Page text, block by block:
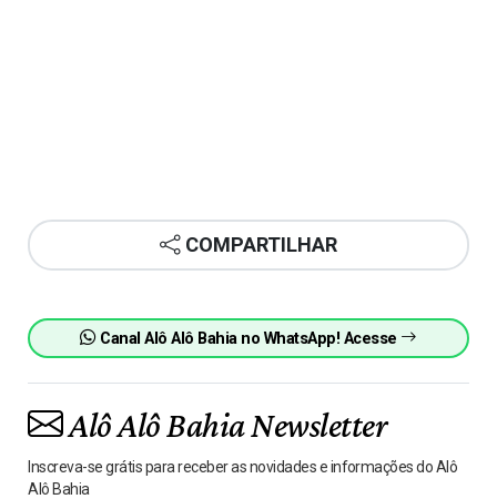
COMPARTILHAR
Canal Alô Alô Bahia no WhatsApp! Acesse
Alô Alô Bahia Newsletter
Inscreva-se grátis para receber as novidades e informações do Alô
Alô Bahia